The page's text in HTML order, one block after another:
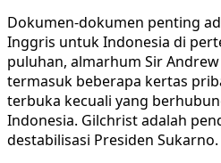
Dokumen-dokumen penting
Inggris untuk Indonesia di
puluhan, almarhum Sir
termasuk beberapa kertas
terbuka kecuali yang
Indonesia. Gilchrist adalah
destabilisasi Presiden Sukarno.